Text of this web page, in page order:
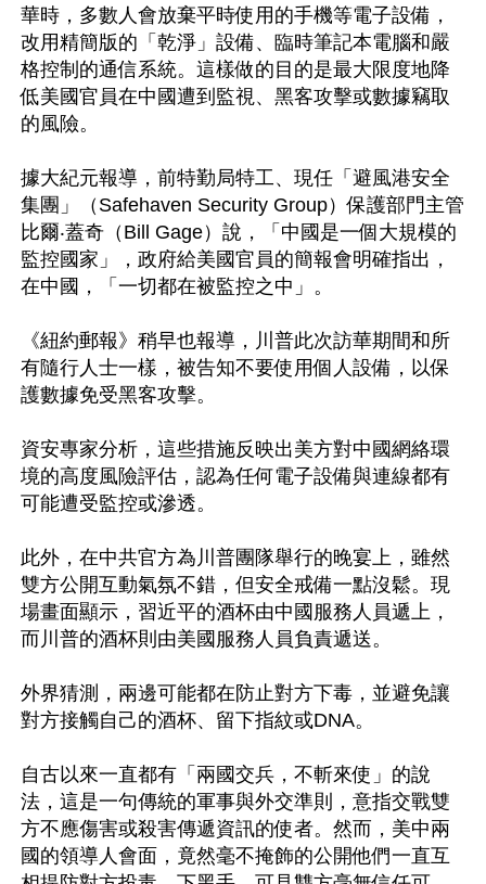
華時，多數人會放棄平時使用的手機等電子設備，
改用精簡版的「乾淨」設備、臨時筆記本電腦和嚴
格控制的通信系統。這樣做的目的是最大限度地降
低美國官員在中國遭到監視、黑客攻擊或數據竊取
的風險。
據大紀元報導，前特勤局特工、現任「避風港安全
集團」（Safehaven Security Group）保護部門主管
比爾‧蓋奇（Bill Gage）說，「中國是一個大規模的
監控國家」，政府給美國官員的簡報會明確指出，
在中國，「一切都在被監控之中」。
《紐約郵報》稍早也報導，川普此次訪華期間和所
有隨行人士一樣，被告知不要使用個人設備，以保
護數據免受黑客攻擊。
資安專家分析，這些措施反映出美方對中國網絡環
境的高度風險評估，認為任何電子設備與連線都有
可能遭受監控或滲透。
此外，在中共官方為川普團隊舉行的晚宴上，雖然
雙方公開互動氣氛不錯，但安全戒備一點沒鬆。現
場畫面顯示，習近平的酒杯由中國服務人員遞上，
而川普的酒杯則由美國服務人員負責遞送。
外界猜測，兩邊可能都在防止對方下毒，並避免讓
對方接觸自己的酒杯、留下指紋或DNA。
自古以來一直都有「兩國交兵，不斬來使」的說
法，這是一句傳統的軍事與外交準則，意指交戰雙
方不應傷害或殺害傳遞資訊的使者。然而，美中兩
國的領導人會面，竟然毫不掩飾的公開他們一直互